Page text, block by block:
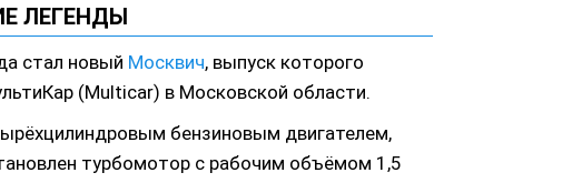
ЛЕГЕНДЫ
стал новый Москвич, выпуск которого
(Multicar) в Московской области.
бензиновым двигателем,
турбомотор с рабочим объёмом 1,5